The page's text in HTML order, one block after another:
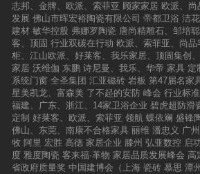
志邦、金牌、欧派、索菲亚 顾家家居 欧派、尚
发展 佛山市晖宏裕陶瓷有限公司 帝都卫浴 洁
建材 敏华控股 弗娜罗陶瓷 唐尚精雕石、邹培聪
客、顶固 行业双碳在行动 欧派、索菲亚、尚
柜、江山欧派、好莱客、我乐家居、顶固集创
家居 沃维伽 东鹏 诗尼曼、我乐、华帝 家具 定
系统门窗 全圣集团 汇亚磁砖 岩板 第47届名家
星美凯龙、富森美 了不起的安防 峰会 行业标准
福建、广东、浙江、14家卫浴企业 碧虎超防滑
定制 好莱客、欧派、索菲亚 领航 蝶依斓 盛锋
佛山、东莞、南康不合格家具 丽维 潘忠义 广
牧 阿里 宏胜 高德 家居企业 滕州 弘亚数控 启
度 雅度陶瓷 客来福·革物 家居品质发展峰会 高
省政府质量奖 中国建博会（上海 瓷砖 慕思 潭